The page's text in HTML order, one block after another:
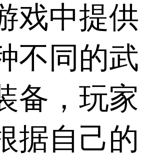
戏中提供
不同的武
备，玩家
据自己的